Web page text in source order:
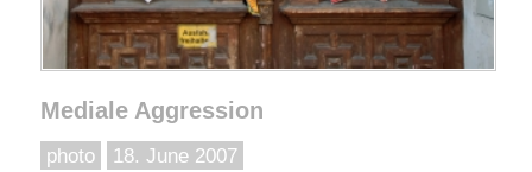
Mediale Aggression
photo 18. June 2007